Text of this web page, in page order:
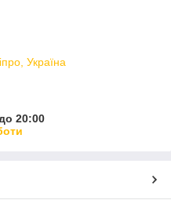
Україна
20:00